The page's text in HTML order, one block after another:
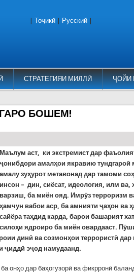
СТРАТЕГИЯИ МИЛЛӢ ҶОЙИ
Тоҷикӣ Русский
БОШЕМ!
Маълум аст, ки экстремист дар
ҷонибдори амалҳои якравию
амалу зуҳурот метавонад дар тамоми
инсон – дин, сиёсат, идеология, илм ва,
варзиш, ба миён ояд. Имрӯз терроризм
ҳамчун вабои аср, ба амнияти ҷаҳон ва
сайёра таҳдид карда, барои башарият
силоҳи ядроиро ба миён овардааст.
динӣ ва созмонҳои террористӣ дар
ҷиддӣ эҷод намудаанд.
онҳо дар баҳогузорӣ ва фикрронӣ